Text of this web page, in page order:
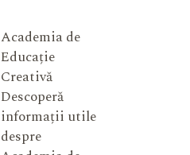
Academia de
Educație
Creativă
Descoperă
informații utile
despre